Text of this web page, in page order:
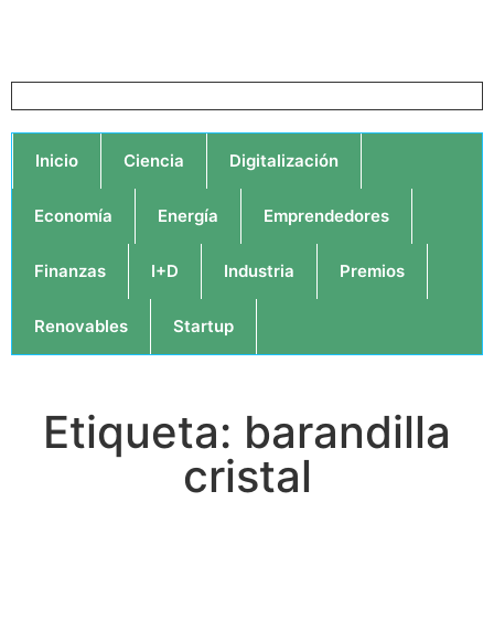
Inicio Ciencia Digitalización
Economía Energía Emprendedores
Finanzas I+D Industria Premios
Renovables Startup
Etiqueta: barandilla
cristal